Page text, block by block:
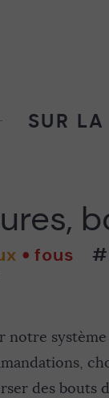
SUR
fous
notre
des bouts